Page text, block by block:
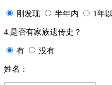
刚发现 半年内 1年
4.是否有家族遗传史？
有 没有
姓名：